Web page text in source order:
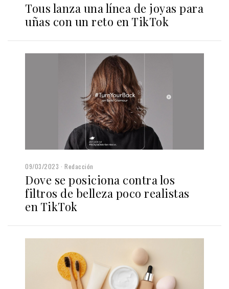
Tous lanza una línea de joyas para
uñas con un reto en TikTok
09/03/2023 Redacción
Dove se posiciona contra los
filtros de belleza poco realistas
en TikTok